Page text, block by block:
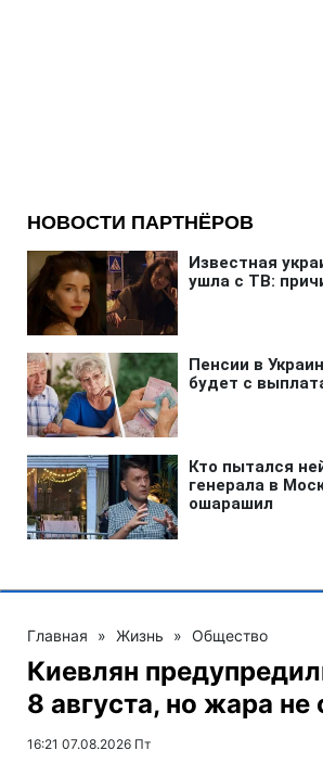
Главная » Жизнь » Общество
Киевлян
8 августа, но жара не
16:21 07.08.2026 Пт